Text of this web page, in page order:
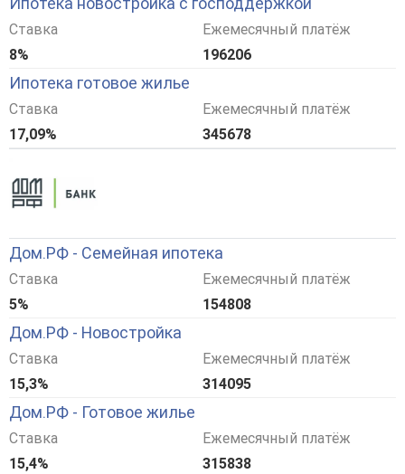
Ставка
8%
Ежемесячный платёж
196206
Ипотека готовое жилье
Ставка
17,09%
Ежемесячный платёж
345678
Дом.РФ - Семейная ипотека
Ставка
5%
Ежемесячный платёж
154808
Дом.РФ - Новостройка
Ставка
15,3%
Ежемесячный платёж
314095
Дом.РФ - Готовое жилье
Ставка
15,4%
Ежемесячный платёж
315838